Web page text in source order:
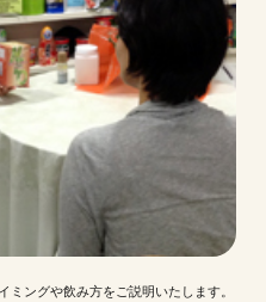
ングや飲み方をご説明いたします。